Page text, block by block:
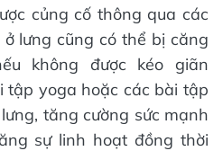
củng cố thông qua các
lưng cũng có thể bị căng
không được kéo giãn
tập yoga hoặc các bài tập
tăng cường sức mạnh
sự linh hoạt đồng thời